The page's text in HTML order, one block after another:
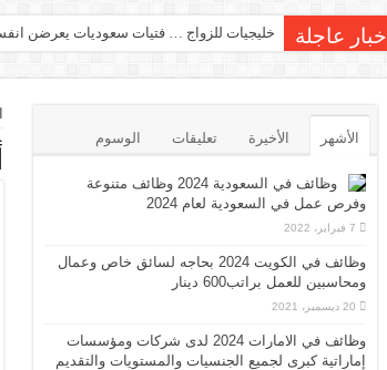
أخبار عاجلة خليجيات للزواج … فتيات سعوديات يعرضن
الأشهر الأخيرة تعليقات الوسوم
وظائف في السعودية 2024 وظائف متنوعة
وفرص عمل في السعودية لعام 2024
7 فبراير، 2022
وظائف في الكويت 2024 بحاجه لسائق خاص وعمال
ومحاسبين للعمل براتب600 دينار
20 ديسمبر، 2021
وظائف في الامارات 2024 لدى شركات ومؤسسات
إماراتية كبرى لجميع الجنسيات والمستويات والتقديم